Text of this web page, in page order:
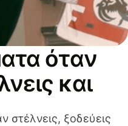
όταν
και
στέλνεις, ξοδεύεις